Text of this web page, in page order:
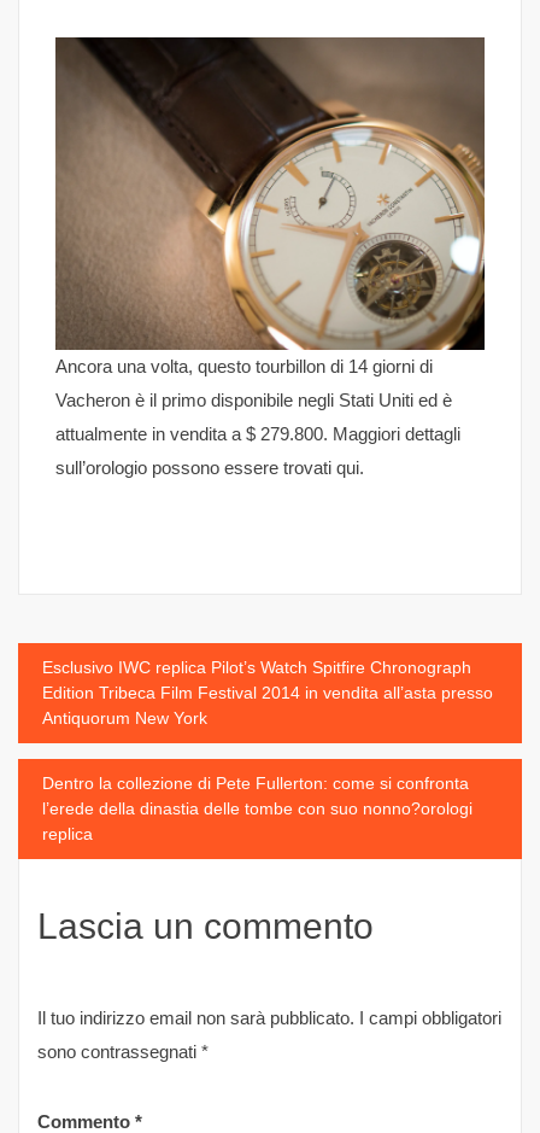
Ancora una volta, questo tourbillon di 14 giorni di
Vacheron è il primo disponibile negli Stati Uniti ed è
attualmente in vendita a $ 279.800. Maggiori dettagli
sull’orologio possono essere trovati qui.
Navigazione
articoli
Esclusivo IWC replica Pilot’s Watch Spitfire Chronograph
Edition Tribeca Film Festival 2014 in vendita all’asta presso
Antiquorum New York
Dentro la collezione di Pete Fullerton: come si confronta
l’erede della dinastia delle tombe con suo nonno?orologi
replica
Lascia un commento
Il tuo indirizzo email non sarà pubblicato. I campi obbligatori
sono contrassegnati *
Commento *